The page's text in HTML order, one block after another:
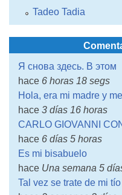
Tadeo Tadia
Я снова здесь. В этом
hace 6 horas 18 segs
Hola, era mi madre y me
hace 3 días 16 horas
CARLO GIOVANNI
hace 6 días 5 horas
Es mi bisabuelo
hace Una semana 5
Tal vez se trate de mi tío